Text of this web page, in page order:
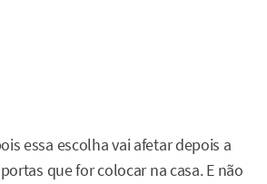
essa escolha vai afetar depois a
que for colocar na casa. E não